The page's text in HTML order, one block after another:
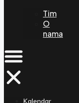
Tim
O
nama
Kalendar